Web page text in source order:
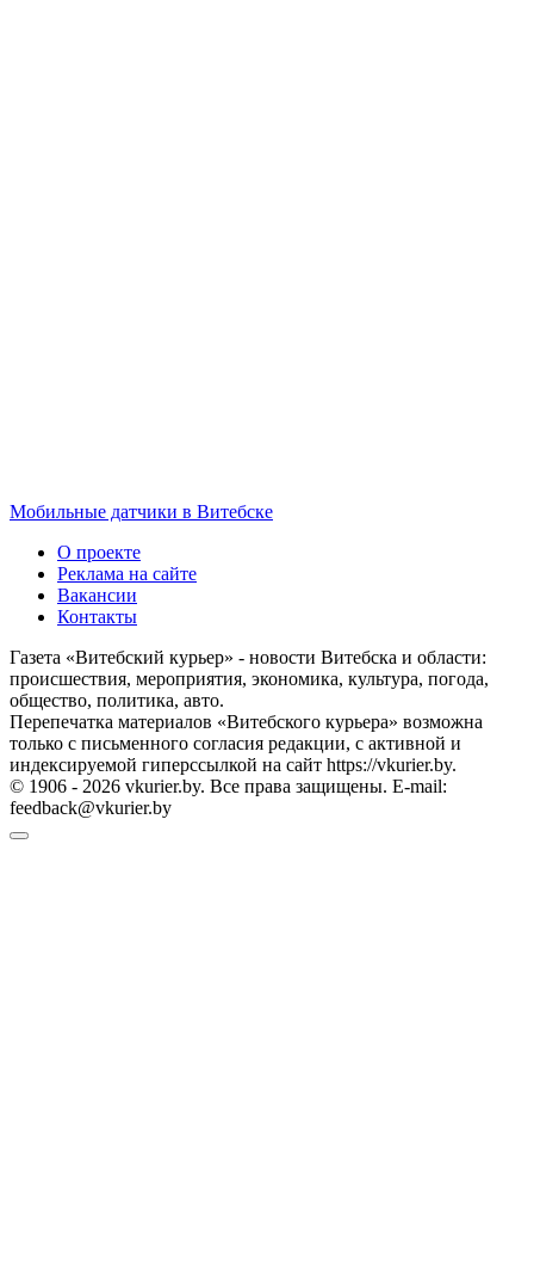
Мобильные датчики в Витебске
О проекте
Реклама на сайте
Вакансии
Контакты
Газета «Витебский курьер» - новости Витебска и области:
происшествия, мероприятия, экономика, культура, погода,
общество, политика, авто.
Перепечатка материалов «Витебского курьера» возможна
только с письменного согласия редакции, с активной и
индексируемой гиперссылкой на сайт https://vkurier.by.
© 1906 - 2026 vkurier.by. Все права защищены. E-mail:
feedback@vkurier.by